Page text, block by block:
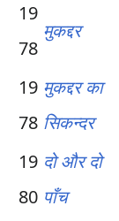
19
78
मुकद्दर
19
78
मुकद्दर का
सिकन्दर
19
80
दो और दो
पाँच